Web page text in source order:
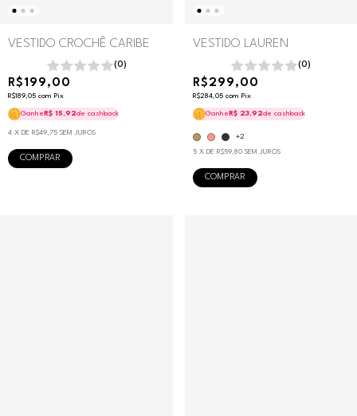
VESTIDO CROCHÊ CARIBE
(0)
R$199,00
R$189,05 com Pix
Ganhe R$ 15,92de cashback
4 X DE R$49,75 SEM JUROS
COMPRAR
VESTIDO LAUREN
(0)
R$299,00
R$284,05 com Pix
Ganhe R$ 23,92de cashback
+2
5 X DE R$59,80 SEM JUROS
COMPRAR